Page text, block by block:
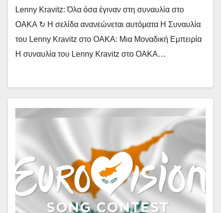
Lenny Kravitz: Όλα όσα έγιναν στη συναυλία στο
ΟΑΚΑ ↻ H σελίδα ανανεώνεται αυτόματα Η Συναυλία
του Lenny Kravitz στο ΟΑΚΑ: Μια Μοναδική Εμπειρία
Η συναυλία του Lenny Kravitz στο ΟΑΚΑ…